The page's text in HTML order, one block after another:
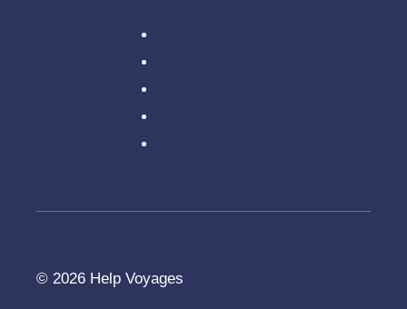
© 2026 Help Voyages